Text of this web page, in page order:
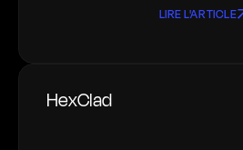
LIRE L'ARTICLE
HexClad